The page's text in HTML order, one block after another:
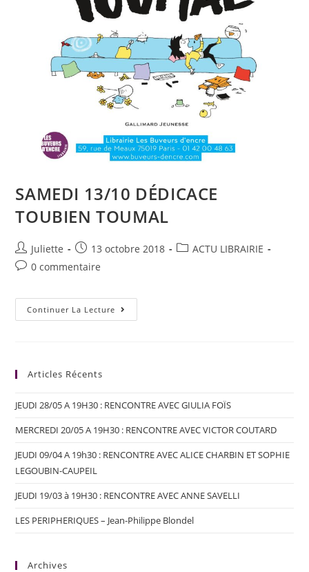
SAMEDI 13/10 DÉDICACE
TOUBIEN TOUMAL
Juliette 13 octobre 2018
ACTU LIBRAIRIE
0 commentaire
Continuer La Lecture
Articles Récents
JEUDI 28/05 A 19H30 : RENCONTRE AVEC GIULIA FOÏS
MERCREDI 20/05 A 19H30 : RENCONTRE AVEC VICTOR COUTARD
JEUDI 09/04 A 19h30 : RENCONTRE AVEC ALICE CHARBIN ET SOPHIE
LEGOUBIN-CAUPEIL
JEUDI 19/03 à 19H30 : RENCONTRE AVEC ANNE SAVELLI
LES PERIPHERIQUES – Jean-Philippe Blondel
Archives